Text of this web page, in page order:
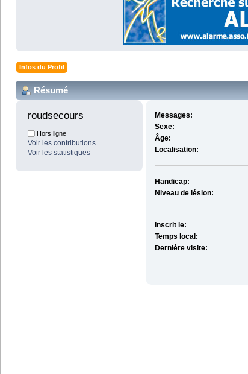
Infos du Profil
Résumé
roudsecours
Hors ligne
Voir les contributions
Voir les statistiques
Messages:
Sexe:
Âge:
Localisation:
Handicap:
Niveau de lésion:
Inscrit le:
Temps local:
Dernière visite: